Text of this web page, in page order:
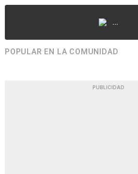
...
POPULAR EN LA COMUNIDAD
PUBLICIDAD